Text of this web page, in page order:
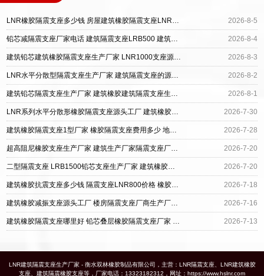
LNR橡胶隔震支座多少钱 房屋建筑橡胶隔震支座LNR生产厂家 LRB建筑隔震支座厂家 2026-8-5
铅芯减隔震支座厂家电话 建筑隔震支座LRB500 建筑橡胶型隔震支座源头工厂 2026-8-4
建筑铅芯建筑橡胶隔震支座生产厂家 LNR1000支座源头工厂 防震隔震支座源头工厂 2026-8-3
LNR水平分散型隔震支座生产厂家 建筑隔震支座的源头工厂 建筑高阻尼建筑橡胶隔震支座 2026-8-2
建筑铅芯隔震支座生产厂家 建筑橡胶建筑隔震支座生产厂家 建筑铅芯隔震支座LRB生产厂家 2026-8-1
LNR系列水平分散形橡胶隔震支座源头工厂 建筑橡胶隔震支座什么价格 建筑高性能橡胶隔震支座厂家 2026-7-30
建筑橡胶隔震支座1型厂家 橡胶隔震支座费用多少 地面隔震支座厂家电话 2026-7-28
超高阻尼橡胶支座生产厂家 建筑生产厂家隔震支座厂家 建筑橡胶减震支座源头工厂 2026-7-20
二型隔震支座 LRB1500铅芯支座生产厂家 建筑橡胶隔震支座LNR-700源头工厂 2026-7-20
建筑橡胶抗震支座多少钱 隔震支座LNR800价格 橡胶隔震支座生产厂家一套厂家 2026-7-18
建筑橡胶减振支座源头工厂 楼房隔震支座厂商生产厂家 建筑减隔震支座 2026-7-16
建筑橡胶隔震支座哪里好 铅芯叠层橡胶隔震支座厂家 建筑隔震支座生产厂家 2026-7-13
LNR建筑隔震支座生产厂家 - 衡水双林橡胶制品有限公司，主营：LNR隔震支座、LNR建筑橡胶
支座、建筑隔震橡胶支座等，厂家电话：13323182312，网址：https://www.hslnr.com